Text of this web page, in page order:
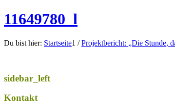
11649780_l
Du bist hier: Startseite1 / Projektbericht: „Die Stunde,
sidebar_left
Kontakt